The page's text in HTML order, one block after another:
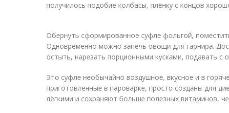
получилось подобие колбасы, плёнку с концов
Обернуть сформированное суфле фольгой,
Одновременно можно запечь овощи для гарнира.
остыть, нарезать порционными кусками, подавать с
Это суфле необычайно воздушное, вкусное и в
приготовленные в пароварке, просто созданы для
лёгкими и сохраняют больше полезных витаминов,